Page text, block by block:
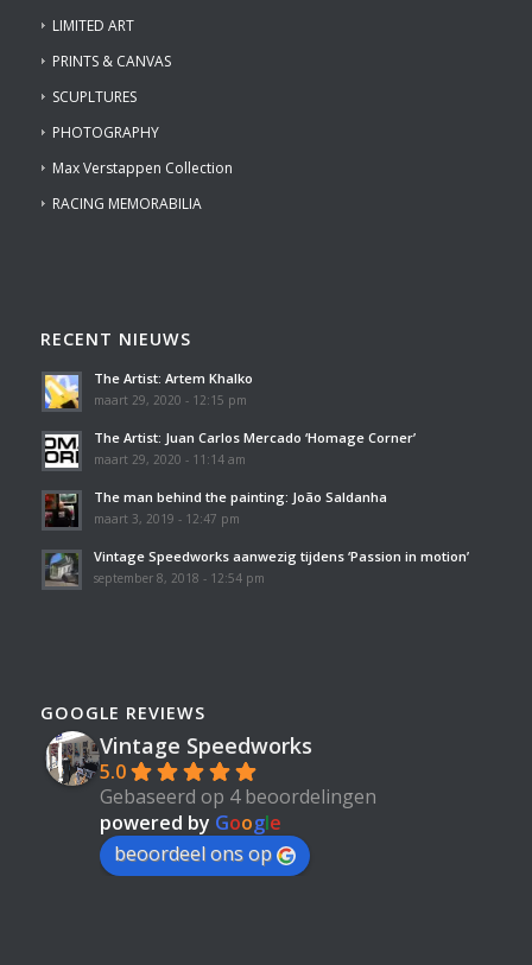
LIMITED ART
PRINTS & CANVAS
SCUPLTURES
PHOTOGRAPHY
Max Verstappen Collection
RACING MEMORABILIA
RECENT NIEUWS
The Artist: Artem Khalko
maart 29, 2020 - 12:15 pm
The Artist: Juan Carlos Mercado ‘Homage Corner’
maart 29, 2020 - 11:14 am
The man behind the painting: João Saldanha
maart 3, 2019 - 12:47 pm
Vintage Speedworks aanwezig tijdens ‘Passion in motion’
september 8, 2018 - 12:54 pm
GOOGLE REVIEWS
Vintage Speedworks
5.0
Gebaseerd op 4 beoordelingen
powered by Google
beoordeel ons op